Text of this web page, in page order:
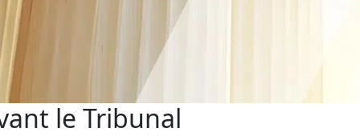
le Tribunal